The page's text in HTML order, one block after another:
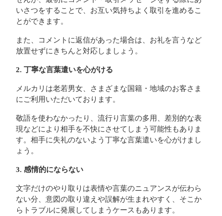
いさつをすることで、お互い気持ちよく取引を進めるこ
とができます。
また、コメントに返信があった場合は、お礼を言うなど
放置せずにきちんと対応しましょう。
2. 丁寧な言葉遣いを心がける
メルカリは老若男女、さまざまな国籍・地域のお客さま
にご利用いただいております。
敬語を使わなかったり、流行り言葉の多用、差別的な表
現などにより相手を不快にさせてしまう可能性もありま
す。相手に失礼のないよう丁寧な言葉遣いを心がけまし
ょう。
3. 感情的にならない
文字だけのやり取りは表情や言葉のニュアンスが伝わら
ない分、意図の取り違えや誤解が生まれやすく、そこか
らトラブルに発展してしまうケースもあります。